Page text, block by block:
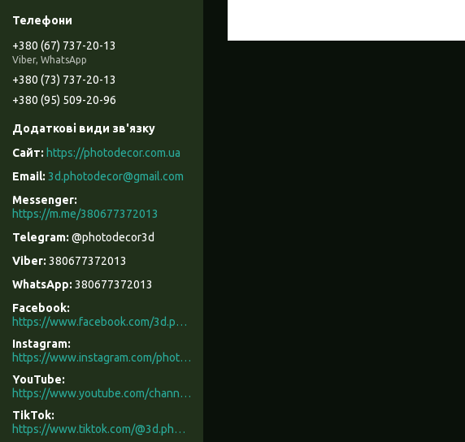
+380 (67) 737-20-13
Viber, WhatsApp
+380 (73) 737-20-13
+380 (95) 509-20-96
https://photodecor.com.ua
3d.photodecor@gmail.com
https://m.me/380677372013
@photodecor3d
380677372013
380677372013
Facebook
https://www.facebook.com/3d.photodecor/
Instagram
https://www.instagram.com/photodecor.com.ua/
YouTube
https://www.youtube.com/channel/UCXCUerfqRY1Pw7-IptdbqyA/videos
TikTok
https://www.tiktok.com/@3d.photodecor?is_from_webapp=1&sender_device=pc